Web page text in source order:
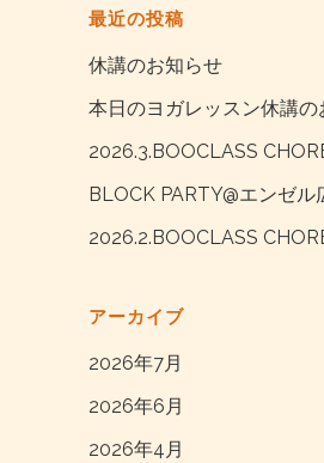
最近の投稿
休講のお知らせ
本日のヨガレッスン休講の
2026.3.BOOCLASS
BLOCK PARTY@エンゼル
2026.2.BOOCLASS
アーカイブ
2026年7月
2026年6月
2026年4月